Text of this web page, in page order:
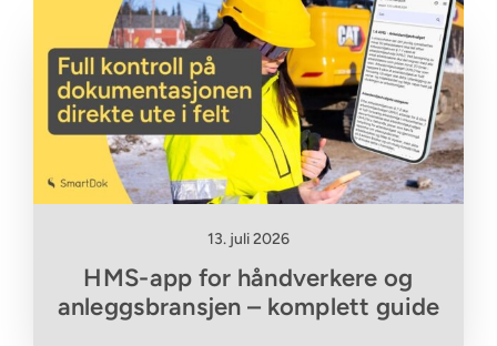
13. juli 2026
HMS-app for håndverkere og
anleggsbransjen – komplett guide